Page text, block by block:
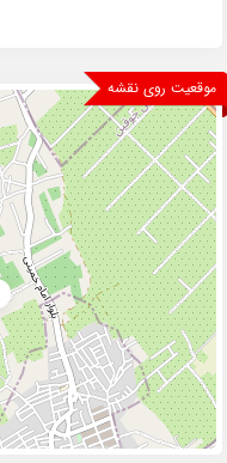
موقعیت روی نقشه